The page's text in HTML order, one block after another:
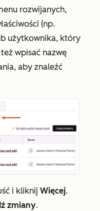
rozwijanych,
(np.
użytkownika, który
wpisać nazwę
aby znaleźć
i kliknij Więcej.
zmiany.